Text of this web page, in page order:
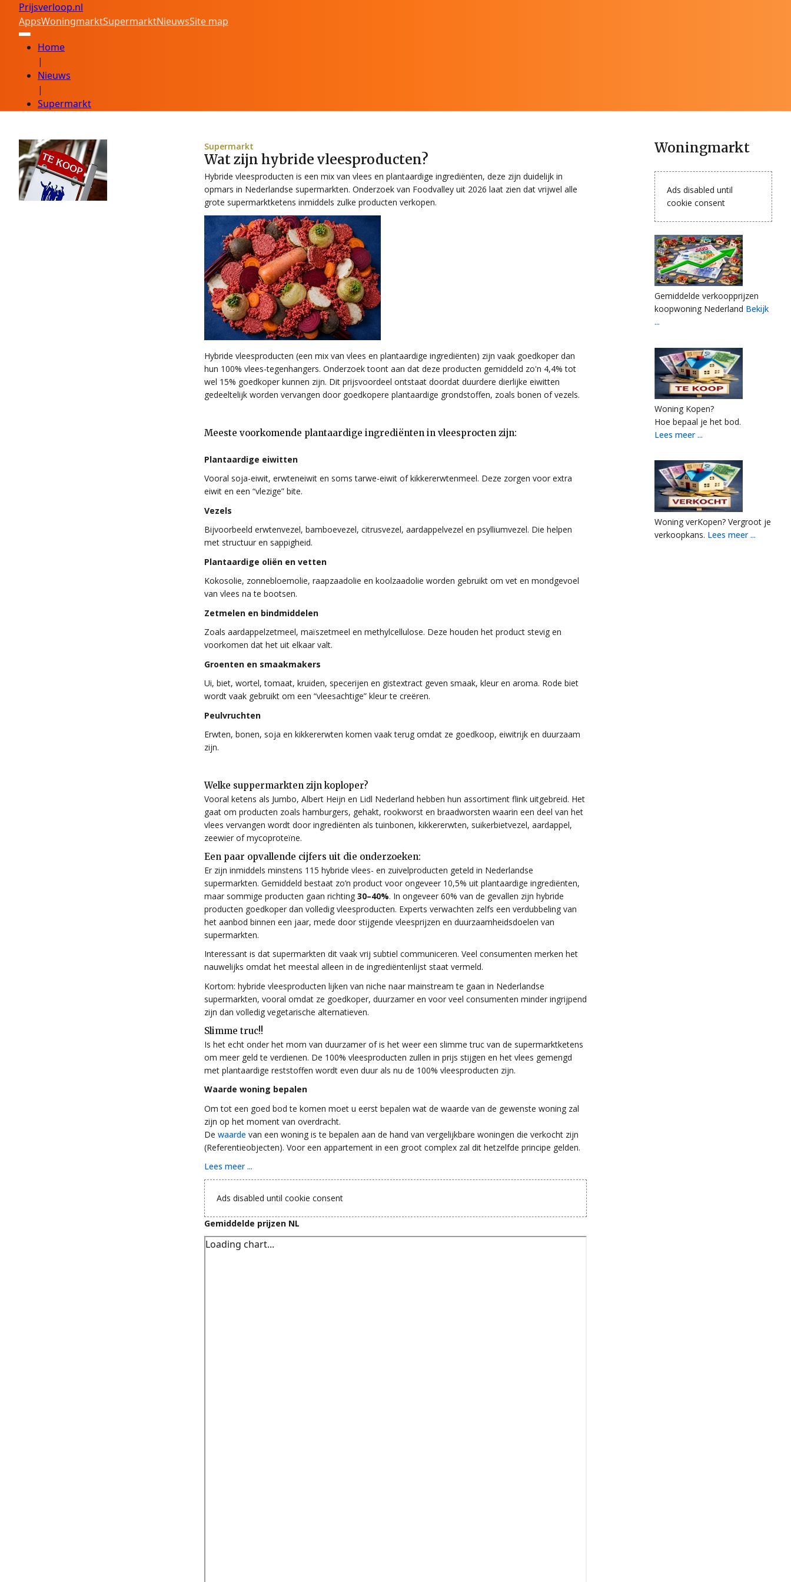
Prijsverloop.nl
AppsWoningmarktSupermarktNieuwsSite map
Home
|
Nieuws
|
Supermarkt
Supermarkt
Wat zijn hybride vleesproducten?
Hybride vleesproducten is een mix van vlees en plantaardige ingrediënten, deze zijn duidelijk in
opmars in Nederlandse supermarkten. Onderzoek van Foodvalley uit 2026 laat zien dat vrijwel alle
grote supermarktketens inmiddels zulke producten verkopen.
Hybride vleesproducten (een mix van vlees en plantaardige ingrediënten) zijn vaak goedkoper dan
hun 100% vlees-tegenhangers. Onderzoek toont aan dat deze producten gemiddeld zo'n 4,4% tot
wel 15% goedkoper kunnen zijn. Dit prijsvoordeel ontstaat doordat duurdere dierlijke eiwitten
gedeeltelijk worden vervangen door goedkopere plantaardige grondstoffen, zoals bonen of vezels.
Meeste voorkomende plantaardige ingrediënten in vleesprocten zijn:
Plantaardige eiwitten
Vooral soja-eiwit, erwteneiwit en soms tarwe-eiwit of kikkererwtenmeel. Deze zorgen voor extra
eiwit en een “vlezige” bite.
Vezels
Bijvoorbeeld erwtenvezel, bamboevezel, citrusvezel, aardappelvezel en psylliumvezel. Die helpen
met structuur en sappigheid.
Plantaardige oliën en vetten
Kokosolie, zonnebloemolie, raapzaadolie en koolzaadolie worden gebruikt om vet en mondgevoel
van vlees na te bootsen.
Zetmelen en bindmiddelen
Zoals aardappelzetmeel, maïszetmeel en methylcellulose. Deze houden het product stevig en
voorkomen dat het uit elkaar valt.
Groenten en smaakmakers
Ui, biet, wortel, tomaat, kruiden, specerijen en gistextract geven smaak, kleur en aroma. Rode biet
wordt vaak gebruikt om een “vleesachtige” kleur te creëren.
Peulvruchten
Erwten, bonen, soja en kikkererwten komen vaak terug omdat ze goedkoop, eiwitrijk en duurzaam
zijn.
Welke suppermarkten zijn koploper?
Vooral ketens als Jumbo, Albert Heijn en Lidl Nederland hebben hun assortiment flink uitgebreid. Het
gaat om producten zoals hamburgers, gehakt, rookworst en braadworsten waarin een deel van het
vlees vervangen wordt door ingrediënten als tuinbonen, kikkererwten, suikerbietvezel, aardappel,
zeewier of mycoproteïne.
Een paar opvallende cijfers uit die onderzoeken:
Er zijn inmiddels minstens 115 hybride vlees- en zuivelproducten geteld in Nederlandse
supermarkten. Gemiddeld bestaat zo’n product voor ongeveer 10,5% uit plantaardige ingrediënten,
maar sommige producten gaan richting 30–40%. In ongeveer 60% van de gevallen zijn hybride
producten goedkoper dan volledig vleesproducten. Experts verwachten zelfs een verdubbeling van
het aanbod binnen een jaar, mede door stijgende vleesprijzen en duurzaamheidsdoelen van
supermarkten.
Interessant is dat supermarkten dit vaak vrij subtiel communiceren. Veel consumenten merken het
nauwelijks omdat het meestal alleen in de ingrediëntenlijst staat vermeld.
Kortom: hybride vleesproducten lijken van niche naar mainstream te gaan in Nederlandse
supermarkten, vooral omdat ze goedkoper, duurzamer en voor veel consumenten minder ingrijpend
zijn dan volledig vegetarische alternatieven.
Slimme truc!!
Is het echt onder het mom van duurzamer of is het weer een slimme truc van de supermarktketens
om meer geld te verdienen. De 100% vleesproducten zullen in prijs stijgen en het vlees gemengd
met plantaardige reststoffen wordt even duur als nu de 100% vleesproducten zijn.
Waarde woning bepalen
Om tot een goed bod te komen moet u eerst bepalen wat de waarde van de gewenste woning zal
zijn op het moment van overdracht.
De waarde van een woning is te bepalen aan de hand van vergelijkbare woningen die verkocht zijn
(Referentieobjecten). Voor een appartement in een groot complex zal dit hetzelfde principe gelden.
Lees meer ...
Ads disabled until cookie consent
Gemiddelde prijzen NL
Woningmarkt
Ads disabled until
cookie consent
Gemiddelde verkoopprijzen
koopwoning Nederland Bekijk
...
Woning Kopen?
Hoe bepaal je het bod.
Lees meer ...
Woning verKopen? Vergroot je
verkoopkans. Lees meer ...